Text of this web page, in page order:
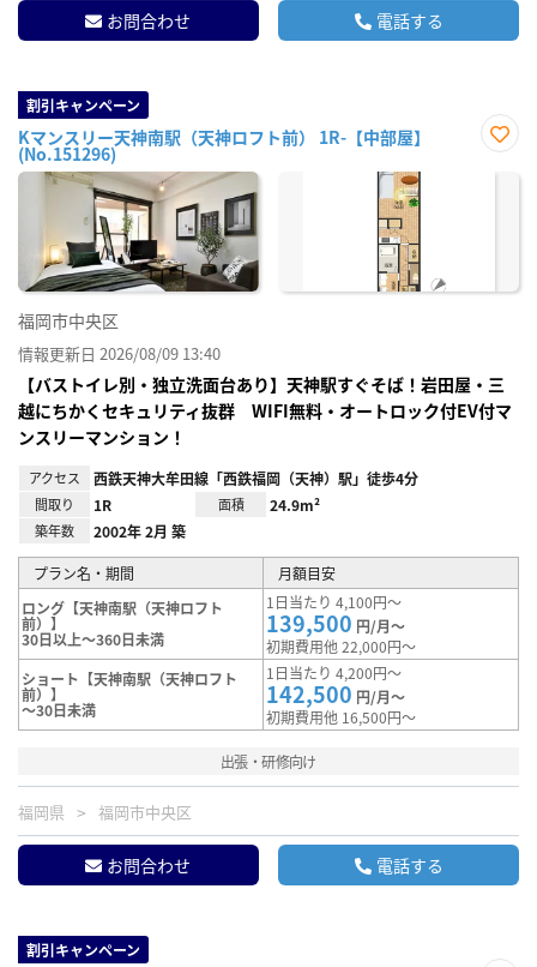
お問合わせ 電話する
割引キャンペーン
Kマンスリー天神南駅（天神ロフト前） 1R-【中部屋】
(No.151296)
に入
福岡市中央区
情報更新日 2026/08/09 13:40
【バストイレ別・独立洗面台あり】天神駅すぐそば！岩田屋・三
越にちかくセキュリティ抜群 WIFI無料・オートロック付EV付マ
ンスリーマンション！
アクセス 西鉄天神大牟田線「西鉄福岡（天神）駅」徒歩4分
間取り 1R 面積 24.9m²
築年数 2002年 2月 築
プラン名・期間
月額目安
ロング【天神南駅（天神ロフト
前）】
30日以上～360日未満
1日当たり 4,100円～
139,500 円/月～
初期費用他 22,000円～
ショート【天神南駅（天神ロフト
前）】
～30日未満
1日当たり 4,200円～
142,500 円/月～
初期費用他 16,500円～
出張・研修向け
福岡県 福岡市中央区
お問合わせ 電話する
割引キャンペーン